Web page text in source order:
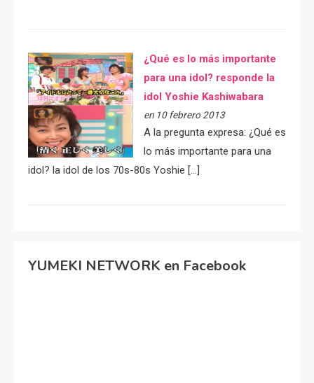
¿Qué es lo más importante
para una idol? responde la
idol Yoshie Kashiwabara
en 10 febrero 2013
A la pregunta expresa: ¿Qué es
lo más importante para una
idol? la idol de los 70s-80s Yoshie […]
YUMEKI NETWORK en Facebook